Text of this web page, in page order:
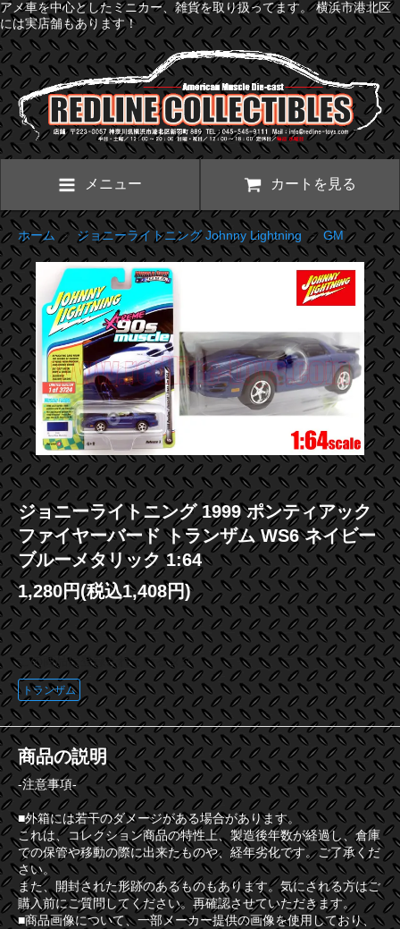
アメ車を中心としたミニカー、雑貨を取り扱ってます。 横浜市港北区
には実店舗もあります！
メニュー カートを見る
ホーム>ジョニーライトニング Johnny Lightning > GM
ジョニーライトニング 1999 ポンティアック
ファイヤーバード トランザム WS6 ネイビー
ブルーメタリック 1:64
1,280円(税込1,408円)
この商品に登録されているタグ
トランザム
商品の説明
-注意事項-
■外箱には若干のダメージがある場合があります。
これは、コレクション商品の特性上、製造後年数が経過し、倉庫
での保管や移動の際に出来たものや、経年劣化です。ご了承くだ
さい。
また、開封された形跡のあるものもあります。気にされる方はご
購入前にご質問してください。再確認させていただきます。
■商品画像について、一部メーカー提供の画像を使用しており、